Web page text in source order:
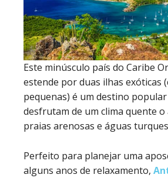
Este minúsculo país do Caribe
estende por duas ilhas exóticas
pequenas) é um destino
desfrutam de um clima quente
praias arenosas e águas
Perfeito para planejar uma
alguns anos de relaxamento,